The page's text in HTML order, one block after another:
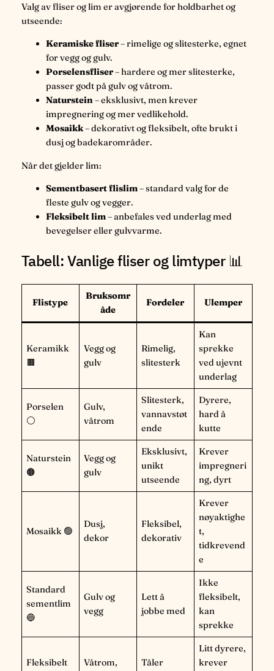
Valg av fliser og lim er avgjørende for holdbarhet og
utseende:
Keramiske fliser– rimelige og slitesterke, egnet
for vegg og gulv.
Porselensfliser– hardere og mer slitesterke,
passer godt på gulv og våtrom.
Naturstein– eksklusivt, men krever
impregnering og mer vedlikehold.
Mosaikk– dekorativt og fleksibelt, ofte brukt i
dusj og badekarområder.
Når det gjelder lim:
Sementbasert flislim– standard valg for de
fleste gulv og vegger.
Fleksibelt lim– anbefales ved underlag med
bevegelser eller gulvvarme.
Tabell: Vanlige fliser og limtyper 📊
Flistype
Bruksomr
åde
Fordeler Ulemper
Keramikk
🟫
Vegg og
gulv
Rimelig,
slitesterk
Kan
sprekke
ved ujevnt
underlag
Porselen
⚪
Gulv,
våtrom
Slitesterk,
vannavstøt
ende
Dyrere,
hard å
kutte
Naturstein
🟤
Vegg og
gulv
Eksklusivt,
unikt
utseende
Krever
impregneri
ng, dyrt
Mosaikk 🟢
Dusj,
dekor
Fleksibel,
dekorativ
Krever
nøyaktighe
t,
tidkrevend
e
Standard
sementlim
🔵
Gulv og
vegg
Lett å
jobbe med
Ikke
fleksibelt,
kan
sprekke
Fleksibelt Våtrom, Tåler
Litt dyrere,
krever